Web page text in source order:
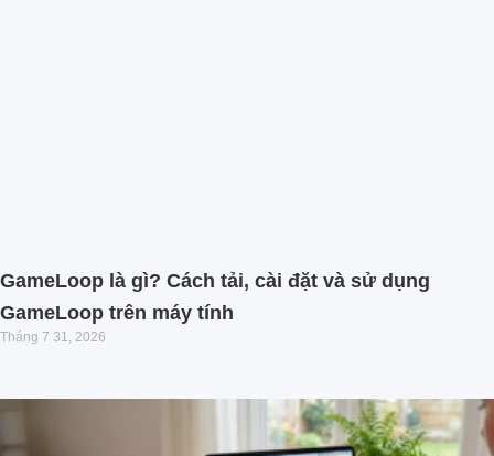
GameLoop là gì? Cách tải, cài đặt và sử dụng
GameLoop trên máy tính
Tháng 7 31, 2026